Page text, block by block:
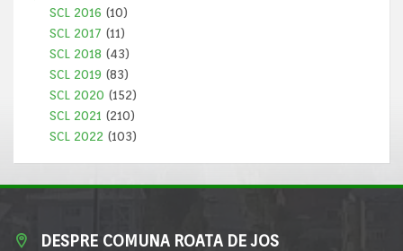
SCL 2016 (10)
SCL 2017 (11)
SCL 2018 (43)
SCL 2019 (83)
SCL 2020 (152)
SCL 2021 (210)
SCL 2022 (103)
DESPRE COMUNA ROATA DE JOS